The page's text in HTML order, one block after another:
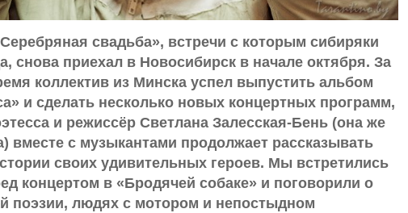
свадьба», встречи с которым сибиряки
снова приехал в Новосибирск в начале октября. За
коллектив из Минска успел выпустить альбом
и сделать несколько новых концертных программ,
и режиссёр Светлана Залесская-Бень (она же
вместе с музыкантами продолжает рассказывать
своих удивительных героев. Мы встретились
концертом в «Бродячей собаке» и поговорили о
поэзии, людях с мотором и непостыдном